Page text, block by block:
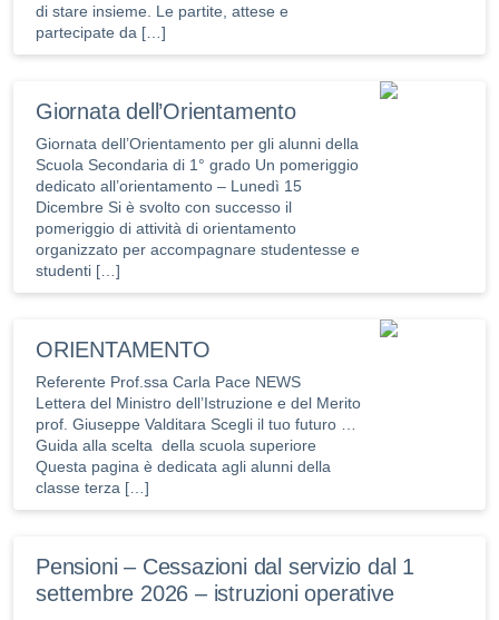
di stare insieme. Le partite, attese e
partecipate da […]
Giornata dell’Orientamento
Giornata dell’Orientamento per gli alunni della
Scuola Secondaria di 1° grado Un pomeriggio
dedicato all’orientamento – Lunedì 15
Dicembre Si è svolto con successo il
pomeriggio di attività di orientamento
organizzato per accompagnare studentesse e
studenti […]
ORIENTAMENTO
Referente Prof.ssa Carla Pace NEWS
Lettera del Ministro dell’Istruzione e del Merito
prof. Giuseppe Valditara Scegli il tuo futuro …
Guida alla scelta della scuola superiore
Questa pagina è dedicata agli alunni della
classe terza […]
Pensioni – Cessazioni dal servizio dal 1
settembre 2026 – istruzioni operative